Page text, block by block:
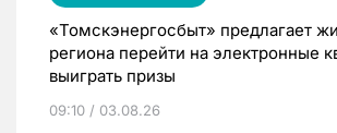
«Томскэнергосбыт» предлагает
региона перейти на электронные
выиграть призы
09:10 / 03.08.26